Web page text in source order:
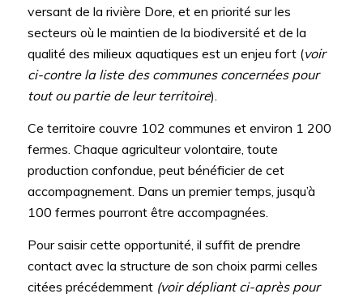
versant de la rivière Dore, et en priorité sur les
secteurs où le maintien de la biodiversité et de la
qualité des milieux aquatiques est un enjeu fort (voir
ci-contre la liste des communes concernées pour
tout ou partie de leur territoire).
Ce territoire couvre 102 communes et environ 1 200
fermes. Chaque agriculteur volontaire, toute
production confondue, peut bénéficier de cet
accompagnement. Dans un premier temps, jusqu’à
100 fermes pourront être accompagnées.
Pour saisir cette opportunité, il suffit de prendre
contact avec la structure de son choix parmi celles
citées précédemment (voir dépliant ci-après pour